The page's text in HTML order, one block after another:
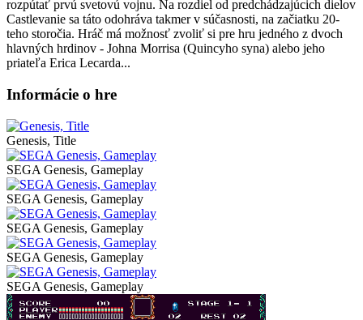
rozpútať prvú svetovú vojnu. Na rozdiel od predchádzajúcich dielov
Castlevanie sa táto odohráva takmer v súčasnosti, na začiatku 20-
teho storočia. Hráč má možnosť zvoliť si pre hru jedného z dvoch
hlavných hrdinov - Johna Morrisa (Quincyho syna) alebo jeho
priateľa Erica Lecarda...
Informácie o hre
Genesis, Title
SEGA Genesis, Gameplay
SEGA Genesis, Gameplay
SEGA Genesis, Gameplay
SEGA Genesis, Gameplay
SEGA Genesis, Gameplay